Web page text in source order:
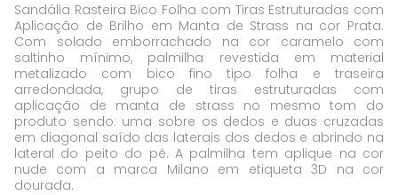
Sandália Rasteira Bico Folha com Tiras Estruturadas com
Aplicação de Brilho em Manta de Strass na cor Prata.
Com solado emborrachado na cor caramelo com
saltinho mínimo, palmilha revestida em material
metalizado com bico fino tipo folha e traseira
arredondada, grupo de tiras estruturadas com
aplicação de manta de strass no mesmo tom do
produto sendo: uma sobre os dedos e duas cruzadas
em diagonal saído das laterais dos dedos e abrindo na
lateral do peito do pé. A palmilha tem aplique na cor
nude com a marca Milano em etiqueta 3D na cor
dourada.